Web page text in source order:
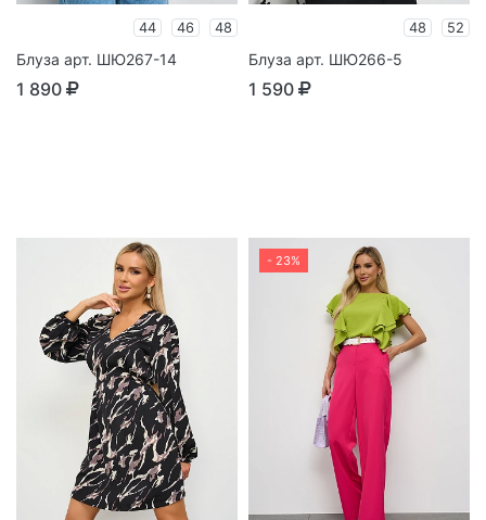
44 46 48
Блуза арт. ШЮ267-14
1 890
48 52
Блуза арт. ШЮ266-5
1 590
- 23%